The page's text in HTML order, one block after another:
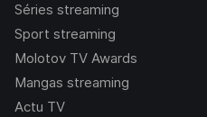
Séries streaming
Sport streaming
Molotov TV Awards
Mangas streaming
Actu TV